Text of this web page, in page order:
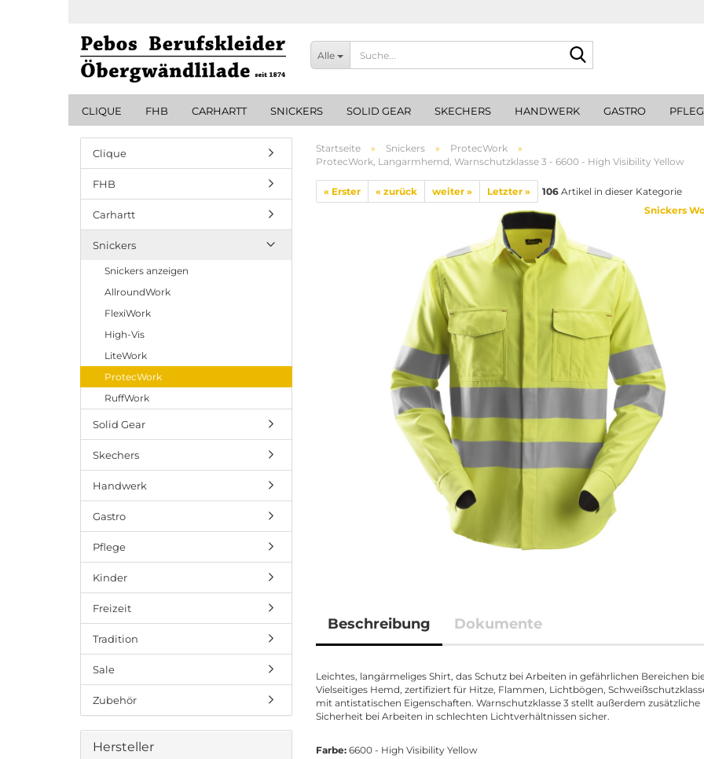
Alle
CLIQUE FHB CARHARTT SNICKERS SOLID GEAR SKECHERS HANDWERK GASTRO
Startseite » Snickers » ProtecWork
»
ProtecWork, Langarmhemd, Warnschutzklasse 3 - 6600 - High Visibility Yellow
« Erster « zurück weiter » Letzter » 106 Artikel in dieser Kategorie
Snickers
Beschreibung Dokumente
Leichtes, langärmeliges Shirt, das Schutz bei Arbeiten in gefährlichen Bereichen
Vielseitiges Hemd, zertifiziert für Hitze, Flammen, Lichtbögen,
mit antistatischen Eigenschaften. Warnschutzklasse 3 stellt außerdem zusätzliche
Sicherheit bei Arbeiten in schlechten Lichtverhältnissen sicher.
Farbe: 6600 - High Visibility Yellow
Clique
FHB
Carhartt
Snickers
Snickers anzeigen
AllroundWork
FlexiWork
High-Vis
LiteWork
ProtecWork
RuffWork
Solid Gear
Skechers
Handwerk
Gastro
Pflege
Kinder
Freizeit
Tradition
Sale
Zubehör
Hersteller